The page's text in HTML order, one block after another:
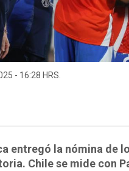
- 16:28 HRS.
entregó la nómina de
Chile se mide con